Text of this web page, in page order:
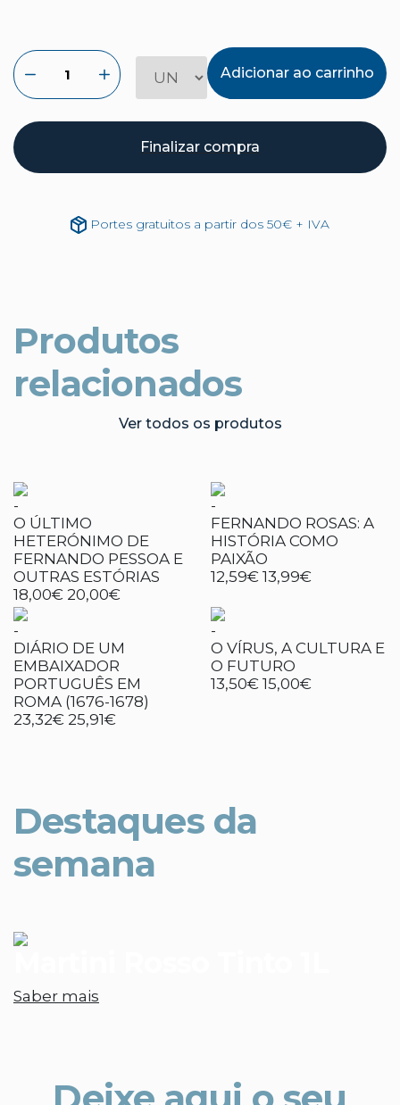
Adicionar ao carrinho
Finalizar compra
Portes gratuitos a partir dos 50€ + IVA
Produtos
relacionados
Ver todos os produtos
-
O ÚLTIMO
HETERÓNIMO DE
FERNANDO PESSOA E
OUTRAS ESTÓRIAS
18,00€ 20,00€
-
FERNANDO ROSAS: A
HISTÓRIA COMO
PAIXÃO
12,59€ 13,99€
-
DIÁRIO DE UM
EMBAIXADOR
PORTUGUÊS EM
ROMA (1676-1678)
23,32€ 25,91€
-
O VÍRUS, A CULTURA E
O FUTURO
13,50€ 15,00€
Destaques da
semana
Saber mais